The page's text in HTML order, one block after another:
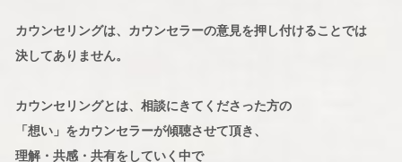
カウンセリングは、カウンセラーの意見を押し付けることでは
決してありません。
カウンセリングとは、相談にきてくださった方の
「想い」をカウンセラーが傾聴させて頂き、
理解・共感・共有をしていく中で